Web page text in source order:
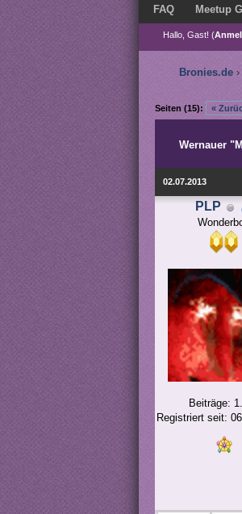
FAQ Meetup
Hallo, Gast! (
Bronies.de ›
Seiten (15): «
Wernauer
02.07.2013
PLP
Beiträge:
Registriert seit: